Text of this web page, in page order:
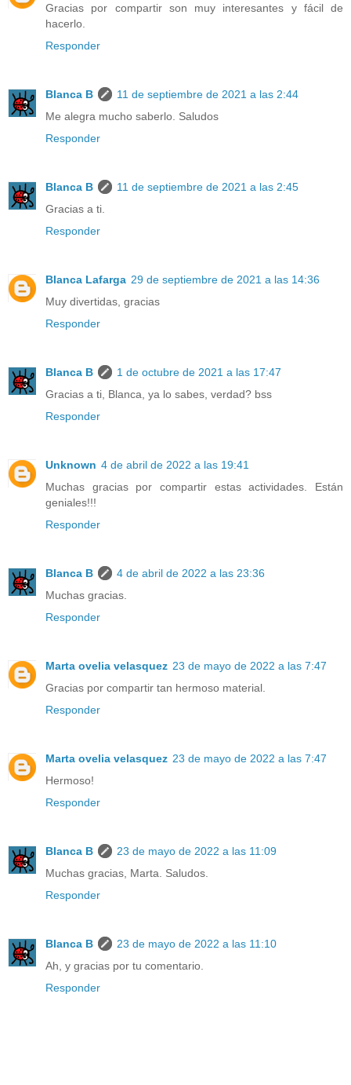
Gracias por compartir son muy interesantes y fácil de
hacerlo.
Responder
Blanca B
11 de septiembre de 2021 a las 2:44
Me alegra mucho saberlo. Saludos
Responder
Blanca B
11 de septiembre de 2021 a las 2:45
Gracias a ti.
Responder
Blanca Lafarga 29 de septiembre de 2021 a las 14:36
Muy divertidas, gracias
Responder
Blanca B
1 de octubre de 2021 a las 17:47
Gracias a ti, Blanca, ya lo sabes, verdad? bss
Responder
Unknown 4 de abril de 2022 a las 19:41
Muchas gracias por compartir estas actividades. Están
geniales!!!
Responder
Blanca B
4 de abril de 2022 a las 23:36
Muchas gracias.
Responder
Marta ovelia velasquez 23 de mayo de 2022 a las 7:47
Gracias por compartir tan hermoso material.
Responder
Marta ovelia velasquez 23 de mayo de 2022 a las 7:47
Hermoso!
Responder
Blanca B
23 de mayo de 2022 a las 11:09
Muchas gracias, Marta. Saludos.
Responder
Blanca B
23 de mayo de 2022 a las 11:10
Ah, y gracias por tu comentario.
Responder